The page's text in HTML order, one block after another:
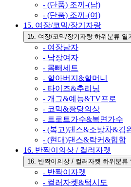
- (단품) 조끼-(남)
- (단품) 조끼-(여)
15. 여장/코믹/장기자랑
15. 여장/코믹/장기자랑 하위분류 열
- 여장남자
- 남장여자
- 몸빼세트
- 할아버지&할머니
- 타이즈&추리닝
- 개그&예능&TV프로
- 코믹&황당의상
- 트로트가수&복면가수
- (복고)댄스&소방차&김
- (현대)댄스&락커&힙합
16. 반짝이의상 / 컬러자켓
16. 반짝이의상 / 컬러자켓 하위분류
- 반짝이자켓
- 컬러자켓&턱시도